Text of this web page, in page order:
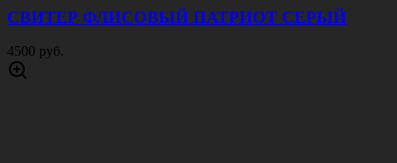
СВИТЕР ФЛИСОВЫЙ ПАТРИОТ СЕРЫЙ
4500 руб.